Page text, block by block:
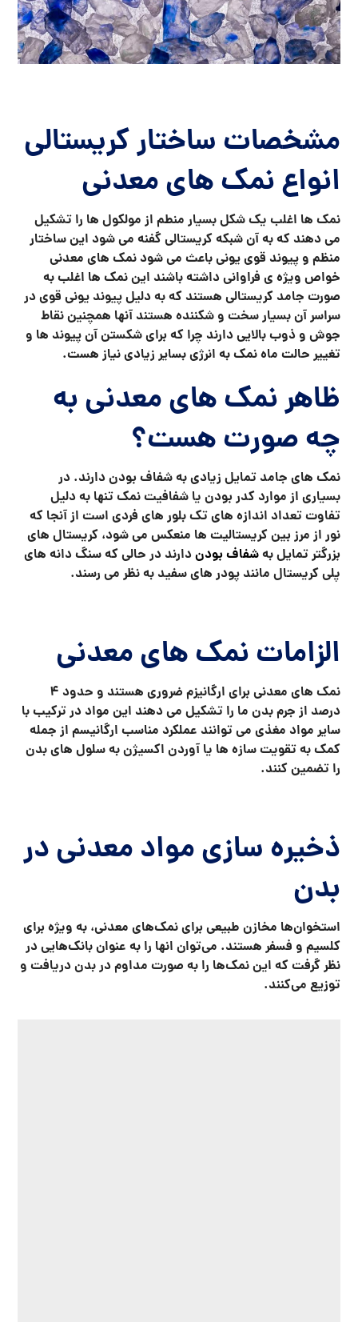
مشخصات ساختار کریستالی
انواع نمک های معدنی
نمک ها اغلب یک شکل بسیار منطم از مولکول ها را تشکیل
می دهند که به آن شبکه کریستالی گفنه می شود این ساختار
منظم و پیوند قوی یونی باعث می شود نمک های معدنی
خواص ویژه ی فراوانی داشته باشند این نمک ها اغلب به
صورت جامد کریستالی هستند که به دلیل پیوند یونی قوی در
سراسر آن بسیار سخت و شکننده هستند آنها همچنین نقاط
جوش و ذوب بالایی دارند چرا که برای شکستن آن پیوند ها و
تغییر حالت ماه نمک به انرژی بسایر زیادی نیاز هست.
ظاهر نمک های معدنی به
چه صورت هست؟
نمک های جامد تمایل زیادی به شفاف بودن دارند. در
بسیاری از موارد کدر بودن یا شفافیت نمک تنها به دلیل
تفاوت تعداد اندازه های تک بلور های فردی است از آنجا که
نور از مرز بین کریستالیت ها منعکس می شود، کریستال های
بزرگتر تمایل بهشفاف بودن دارند در حالی که سنگ دانه های
پلی کریستال مانند پودر های سفید به نظر می رسند.
الزامات نمک های معدنی
نمک های معدنی برای ارگانیزم ضروری هستند و حدود 4
درصد از جرم بدن ما را تشکیل می دهند این مواد در ترکیب با
سایر مواد مغذی می توانند عملکرد مناسب ارگانیسم از جمله
کمک به تقویت سازه ها یا آوردن اکسیژن به سلول های بدن
را تضمین کنند.
ذخیره سازی مواد معدنی در
بدن
استخوان‌ها مخازن طبیعی برای نمک‌های معدنی، به ویژه برای
کلسیم و فسفر هستند. می‌توان انها را به عنوان بانک‌هایی در
نظر گرفت که این نمک‌ها را به صورت مداوم در بدن دریافت و
توزیع می‌کنند.